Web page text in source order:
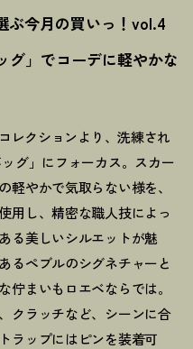
ぶ今月の買いっ ！ vol.4
グ」でコーデに軽やかな
レクションより、洗練され
グ」にフォーカス。スカー
軽やかで気取らない様を、
用し、精密な職人技によっ
る美しいシルエットが魅
るペブルのシグネチャーと
佇まいもロエベならでは。
クラッチなど、シーンに合
ラップにはピンを装着可